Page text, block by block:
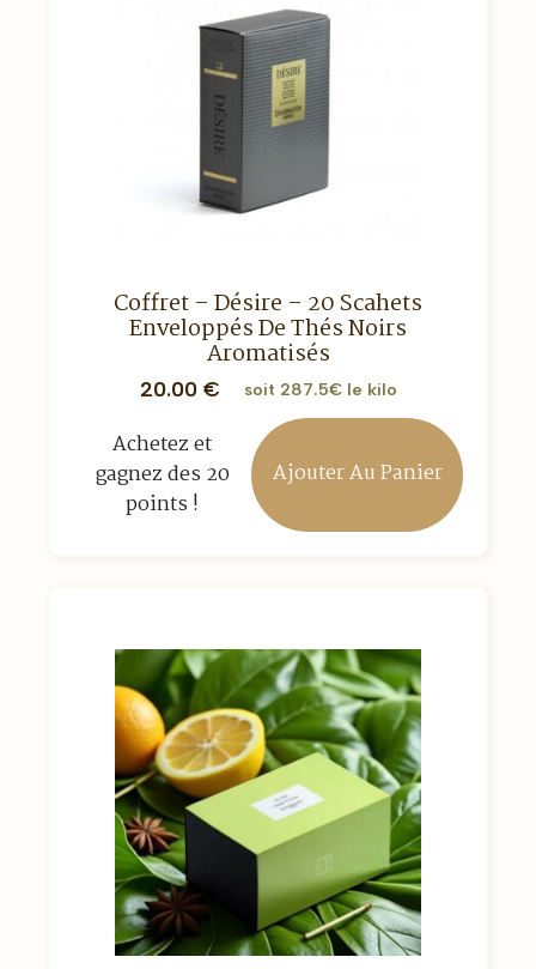
Coffret – Désire – 20 Scahets
Enveloppés De Thés Noirs
Aromatisés
20.00 € soit 287.5€ le kilo
Achetez et
gagnez des 20
points !
Ajouter Au Panier